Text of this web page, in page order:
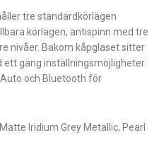
tre standardkörlägen
körlägen, antispinn med tre
nivåer. Bakom kåpglaset sitter
gäng inställningsmöjligheter
och Bluetooth för
Iridium Grey Metallic, Pearl